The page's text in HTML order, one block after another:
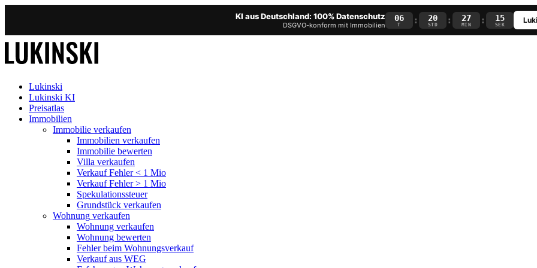
KI aus Deutschland: 100% Datenschutz
DSGVO-konform mit Immobilien
06
T : 20
STD : 27
MIN : 14
SEK
Lukinski
Lukinski KI
Preisatlas
Immobilien
Immobilie verkaufen
Immobilien verkaufen
Immobilie bewerten
Villa verkaufen
Verkauf Fehler < 1 Mio
Verkauf Fehler > 1 Mio
Spekulationssteuer
Grundstück verkaufen
Wohnung verkaufen
Wohnung verkaufen
Wohnung bewerten
Fehler beim Wohnungsverkauf
Verkauf aus WEG